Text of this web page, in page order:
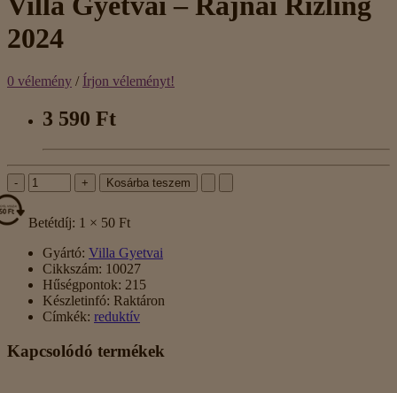
2024
0 vélemény / Írjon véleményt!
3 590 Ft
- + Kosárba teszem
Betétdíj: 1 × 50 Ft
Gyártó: Villa Gyetvai
Cikkszám: 10027
Hűségpontok: 215
Készletinfó: Raktáron
Címkék: reduktív
Kapcsolódó termékek